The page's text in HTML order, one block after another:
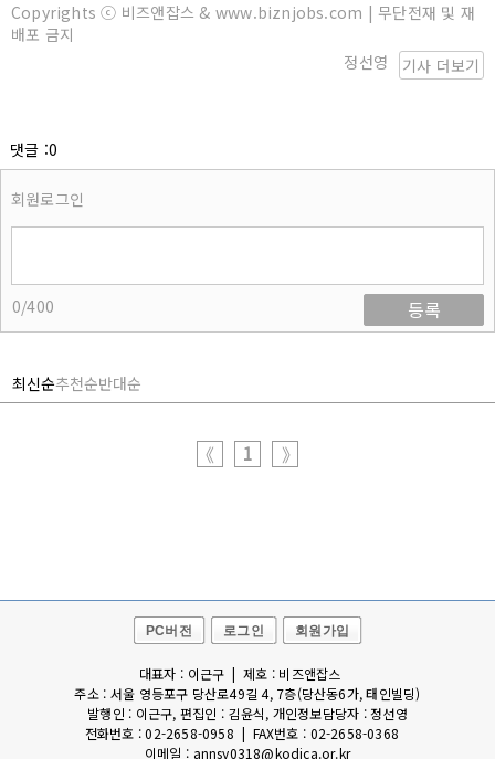
Copyrights ⓒ 비즈앤잡스 & www.biznjobs.com | 무단전재 및 재
배포 금지
기사 더보기
정선영
댓글 :0
회원로그인
0/400 등록
최신순추천순반대순
《 1 》
PC버전 로그인 회원가입
대표자 : 이근구 | 제호 : 비즈앤잡스
주소 : 서울 영등포구 당산로49길 4, 7층(당산동6가, 태인빌딩)
발행인 : 이근구, 편집인 : 김윤식, 개인정보담당자 : 정선영
전화번호 : 02-2658-0958 | FAX번호 : 02-2658-0368
이메일 : annsy0318@kodica.or.kr